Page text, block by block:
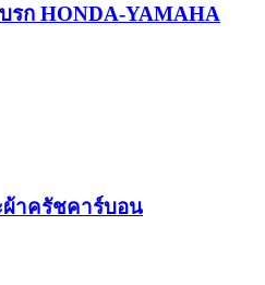
รก HONDA-YAMAHA
ผ้าครัชคาร์บอน